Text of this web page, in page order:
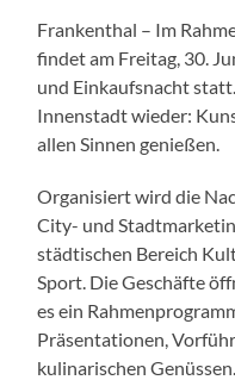
Frankenthal – Im
findet am Freitag, 30.
und Einkaufsnacht
Innenstadt wieder:
allen Sinnen genießen.
Organisiert wird die
City- und
städtischen Bereich
Sport. Die Geschäfte
es ein
Präsentationen,
kulinarischen Genüssen.